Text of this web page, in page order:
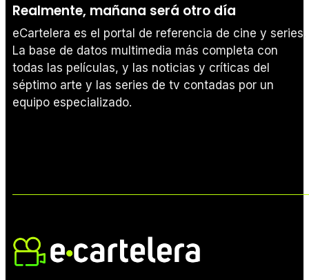
Realmente, mañana será otro día
eCartelera es el portal de referencia de cine y series.
La base de datos multimedia más completa con
todas las películas, y las noticias y críticas del
séptimo arte y las series de tv contadas por un
equipo especializado.